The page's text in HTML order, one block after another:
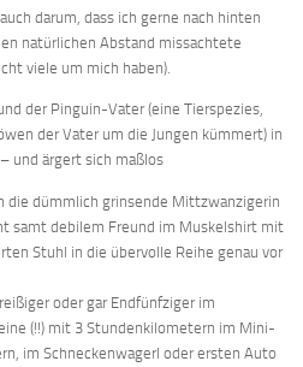
darum, dass ich gerne nach hinten
natürlichen Abstand missachtete
viele um mich haben).
der Pinguin-Vater (eine Tierspezies,
der Vater um die Jungen kümmert) in
und ärgert sich maßlos
die dümmlich grinsende Mittzwanzigerin
samt debilem Freund im Muskelshirt mit
Stuhl in die übervolle Reihe genau vor
oder gar Endfünfziger im
(!!) mit 3 Stundenkilometern im Mini-
im Schneckenwagerl oder ersten Auto